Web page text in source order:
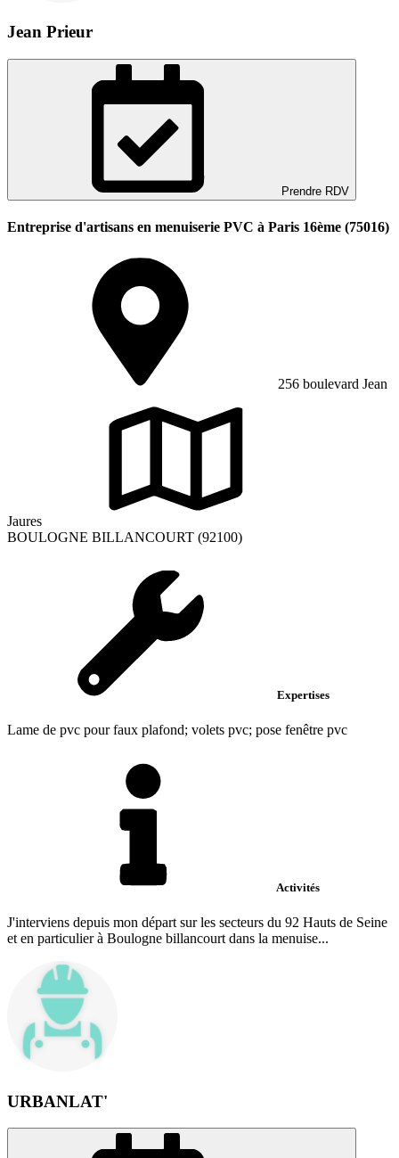
Jean Prieur
Prendre RDV
Entreprise d'artisans en menuiserie PVC à Paris 16ème (75016)
256 boulevard Jean
Jaures
BOULOGNE BILLANCOURT (92100)
Expertises
Lame de pvc pour faux plafond; volets pvc; pose fenêtre pvc
Activités
J'interviens depuis mon départ sur les secteurs du 92 Hauts de Seine
et en particulier à Boulogne billancourt dans la menuise...
URBANLAT'